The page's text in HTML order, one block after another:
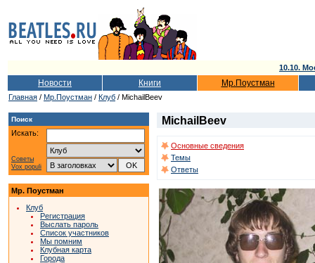
10.10.
Новости Книги Мр.Поустман
Главная / Мр.Поустман / Клуб / MichailBeev
Поиск
Искать:
Советы
Vox populi
Мр. Поустман
Клуб
Регистрация
Выслать пароль
Список участников
Мы помним
Клубная карта
Города
MichailBeev
Основные сведения
Темы
Ответы